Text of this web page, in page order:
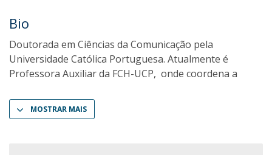
Bio
Doutorada em Ciências da Comunicação pela
Universidade Católica Portuguesa. Atualmente é
Professora Auxiliar da FCH-UCP, onde coordena a
MOSTRAR MAIS